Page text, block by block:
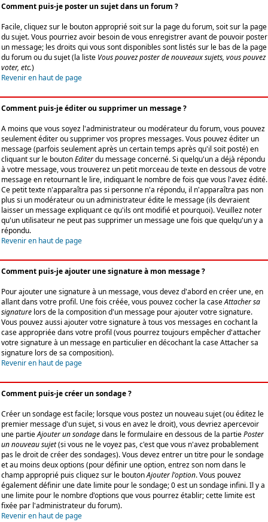
Comment puis-je poster un sujet dans un forum ?
Facile, cliquez sur le bouton approprié soit sur la page du forum, soit sur la page
du sujet. Vous pourriez avoir besoin de vous enregistrer avant de pouvoir poster
un message; les droits qui vous sont disponibles sont listés sur le bas de la page
du forum ou du sujet (la liste Vous pouvez poster de nouveaux sujets, vous pouvez
voter, etc.)
Revenir en haut de page
Comment puis-je éditer ou supprimer un message ?
A moins que vous soyez l'administrateur ou modérateur du forum, vous pouvez
seulement éditer ou supprimer vos propres messages. Vous pouvez éditer un
message (parfois seulement après un certain temps après qu'il soit posté) en
cliquant sur le boutonEditerdu message concerné. Si quelqu'un a déjà répondu
à votre message, vous trouverez un petit morceau de texte en dessous de votre
message en retournant le lire, indiquant le nombre de fois que vous l'avez édité.
Ce petit texte n'apparaîtra pas si personne n'a répondu, il n'apparaîtra pas non
plus si un modérateur ou un administrateur édite le message (ils devraient
laisser un message expliquant ce qu'ils ont modifié et pourquoi). Veuillez noter
qu'un utilisateur ne peut pas supprimer un message une fois que quelqu'un y a
répondu.
Revenir en haut de page
Comment puis-je ajouter une signature à mon message ?
Pour ajouter une signature à un message, vous devez d'abord en créer une, en
allant dans votre profil. Une fois créée, vous pouvez cocher la caseAttacher sa
signature lors de la composition d'un message pour ajouter votre signature.
Vous pouvez aussi ajouter votre signature à tous vos messages en cochant la
case appropriée dans votre profil (vous pourrez toujours empêcher d'attacher
votre signature à un message en particulier en décochant la case Attacher sa
signature lors de sa composition).
Revenir en haut de page
Comment puis-je créer un sondage ?
Créer un sondage est facile; lorsque vous postez un nouveau sujet (ou éditez le
premier message d'un sujet, si vous en avez le droit), vous devriez apercevoir
une partieAjouter un sondagedans le formulaire en dessous de la partiePoster
un nouveau sujet(si vous ne le voyez pas, c'est que vous n'avez probablement
pas le droit de créer des sondages). Vous devez entrer un titre pour le sondage
et au moins deux options (pour définir une option, entrez son nom dans le
champ approprié puis cliquez sur le boutonAjouter l'option. Vous pouvez
également définir une date limite pour le sondage; 0 est un sondage infini. Il y a
une limite pour le nombre d'options que vous pourrez établir; cette limite est
fixée par l'administrateur du forum).
Revenir en haut de page